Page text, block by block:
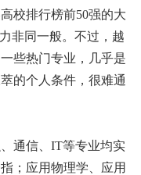
校排行榜前50强的大
非同一般。不过，越
些热门专业，几乎是
的个人条件，很难通
通信、IT等专业均实
；应用物理学、应用